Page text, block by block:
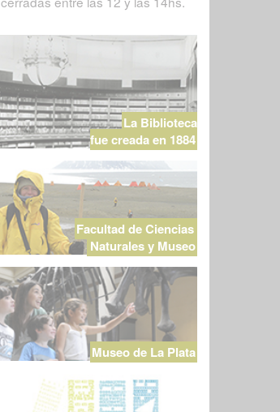
La Biblioteca
fue creada en 1884
Facultad de Ciencias
Naturales y Museo
Museo de La Plata